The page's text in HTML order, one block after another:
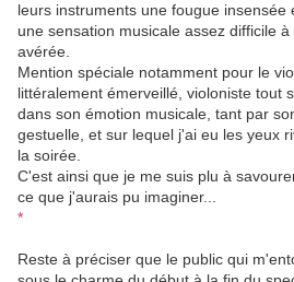
leurs instruments une fougue insensée
une sensation musicale assez difficile
avérée.
Mention spéciale notamment pour le
littéralement émerveillé, violoniste tout
dans son émotion musicale, tant par
gestuelle, et sur lequel j'ai eu les yeux
la soirée.
C'est ainsi que je me suis plu à
ce que j'aurais pu imaginer...
*
Reste à préciser que le public qui